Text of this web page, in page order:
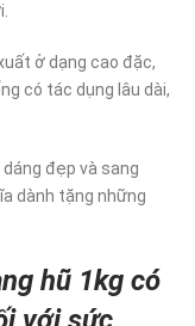
ở dạng cao đặc,
có tác dụng lâu dài,
dáng đẹp và sang
dành tặng những
hũ 1kg có